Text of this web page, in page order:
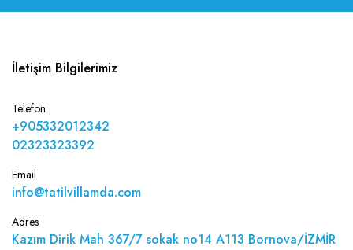
İletişim Bilgilerimiz
Telefon
+905332012342
02323323392
Email
info@tatilvillamda.com
Adres
Kazım Dirik Mah 367/7 sokak no14 A113 Bornova/İZMİR